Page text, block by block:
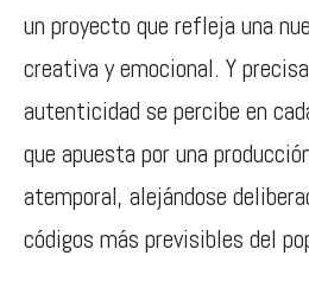
un proyecto que refleja una
creativa y emocional. Y
autenticidad se percibe en
que apuesta por una
atemporal, alejándose
códigos más previsibles del